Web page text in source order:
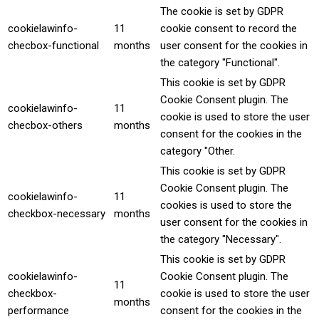
cookielawinfo-
checbox-functional
11
months
The cookie is set by GDPR
cookie consent to record the
user consent for the cookies in
the category "Functional".
cookielawinfo-
checbox-others
11
months
This cookie is set by GDPR
Cookie Consent plugin. The
cookie is used to store the user
consent for the cookies in the
category "Other.
cookielawinfo-
checkbox-necessary
11
months
This cookie is set by GDPR
Cookie Consent plugin. The
cookies is used to store the
user consent for the cookies in
the category "Necessary".
cookielawinfo-
checkbox-
performance
11
months
This cookie is set by GDPR
Cookie Consent plugin. The
cookie is used to store the user
consent for the cookies in the